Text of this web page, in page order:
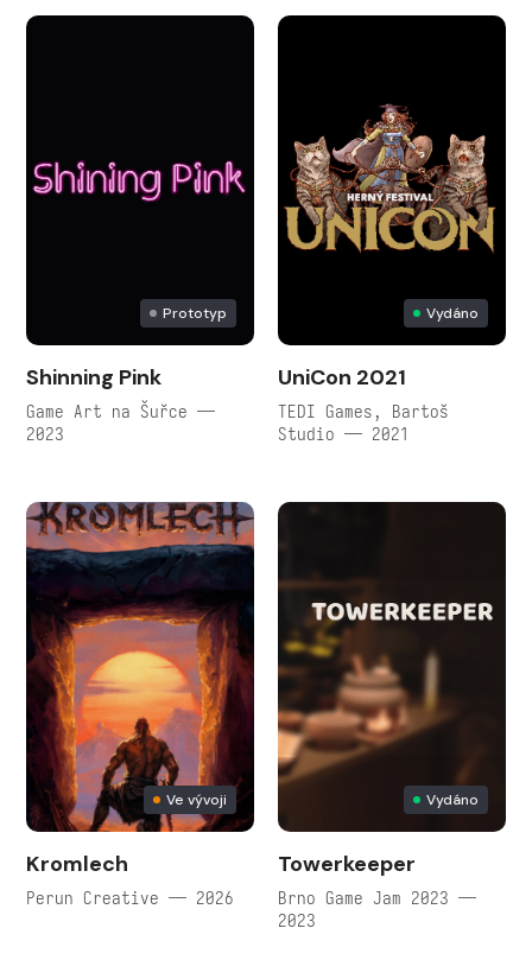
Prototyp
Shinning Pink
Game Art na Šuřce —
2023
Vydáno
UniCon 2021
TEDI Games, Bartoš
Studio — 2021
Ve vývoji
Kromlech
Perun Creative — 2026
Vydáno
Towerkeeper
Brno Game Jam 2023 —
2023